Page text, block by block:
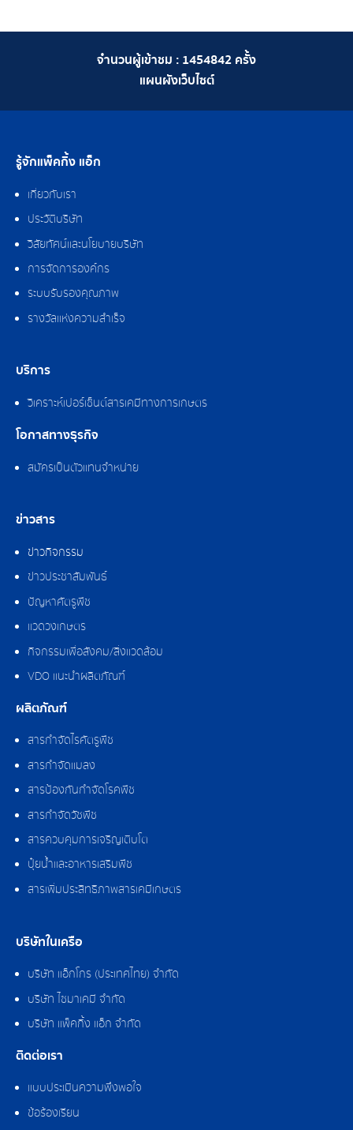
จำนวนผู้เข้าชม : 1454842 ครั้ง
แผนผังเว็บไซต์
รู้จักแพ็คกิ้ง แอ็ก
เกี่ยวกับเรา
ประวัติบริษัท
วิสัยทัศน์และนโยบายบริษัท
การจัดการองค์กร
ระบบรับรองคุณภาพ
รางวัลแห่งความสำเร็จ
บริการ
วิเคราะห์เปอร์เซ็นต์สารเคมีทางการเกษตร
โอกาสทางธุรกิจ
สมัครเป็นตัวแทนจำหน่าย
ข่าวสาร
ข่าวกิจกรรม
ข่าวประชาสัมพันธ์
ปัญหาศัตรูพืช
แวดวงเกษตร
กิจกรรมเพื่อสังคม/สิ่งแวดล้อม
VDO แนะนำผลิตภัณฑ์
ผลิตภัณฑ์
สารกำจัดไรศัตรูพืช
สารกำจัดแมลง
สารป้องกันกำจัดโรคพืช
สารกำจัดวัชพืช
สารควบคุมการเจริญเติบโต
ปุ๋ยน้ำและอาหารเสริมพืช
สารเพิ่มประสิทธิภาพสารเคมีเกษตร
บริษัทในเครือ
บริษัท แอ็กโกร (ประเทศไทย) จำกัด
บริษัท ไซมาเคมี จำกัด
บริษัท แพ็คกิ้ง แอ็ก จำกัด
ติดต่อเรา
แบบประเมินความพึงพอใจ
ข้อร้องเรียน